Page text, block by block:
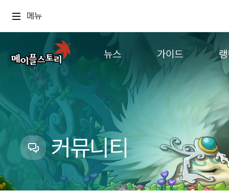
메뉴
뉴스
업데이트
이벤트
캐시샵 공지
메이플 알림판
with maple
가이드
추가정보
컨텐
커뮤니티